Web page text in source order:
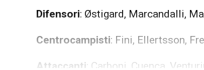
Difensori: Østigard, Marcandalli,
Centrocampisti: Fini, Ellertsson,
Attaccanti: Carboni, Cuenca,